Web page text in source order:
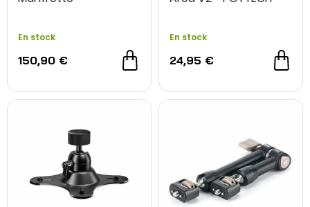
En stock
150,90 €
En stock
24,95 €